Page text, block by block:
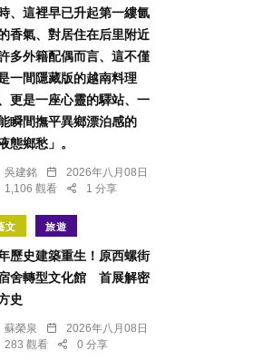
、這裡早已升起第一縷氤
香氣、對居住在后里附近
多外籍配偶而言、這不僅
一間隱藏版的越南料理
更是一座心靈的驛站、一
瞬間撫平異鄉漂泊感的
液態鄉愁」。
吳建銘
2026年八月08日
1,106 觀看
1 分享
文 旅遊
歷史建築重生！原西螺街
舍轉型文化館 首展解密
史
蘇榮泉
2026年八月08日
283 觀看
0 分享